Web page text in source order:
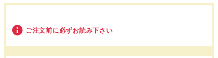
ご注文前に必ずお読み下さい